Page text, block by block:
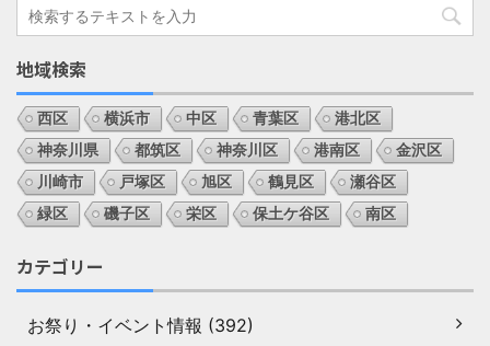
地域検索
西区 横浜市 中区 青葉区
港北区
神奈川県
都筑区 神奈川区 港南区
金沢区
川崎市
戸塚区 旭区 鶴見区
瀬谷区
緑区
磯子区 栄区 保土ケ谷区 南区
カテゴリー
お祭り・イベント情報 (392)